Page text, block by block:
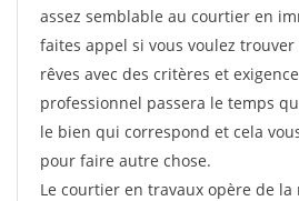
assez semblable au courtier en
faites appel si vous voulez trouver
rêves avec des critères et
professionnel passera le temps
le bien qui correspond et cela
pour faire autre chose.
Le courtier en travaux opère de la